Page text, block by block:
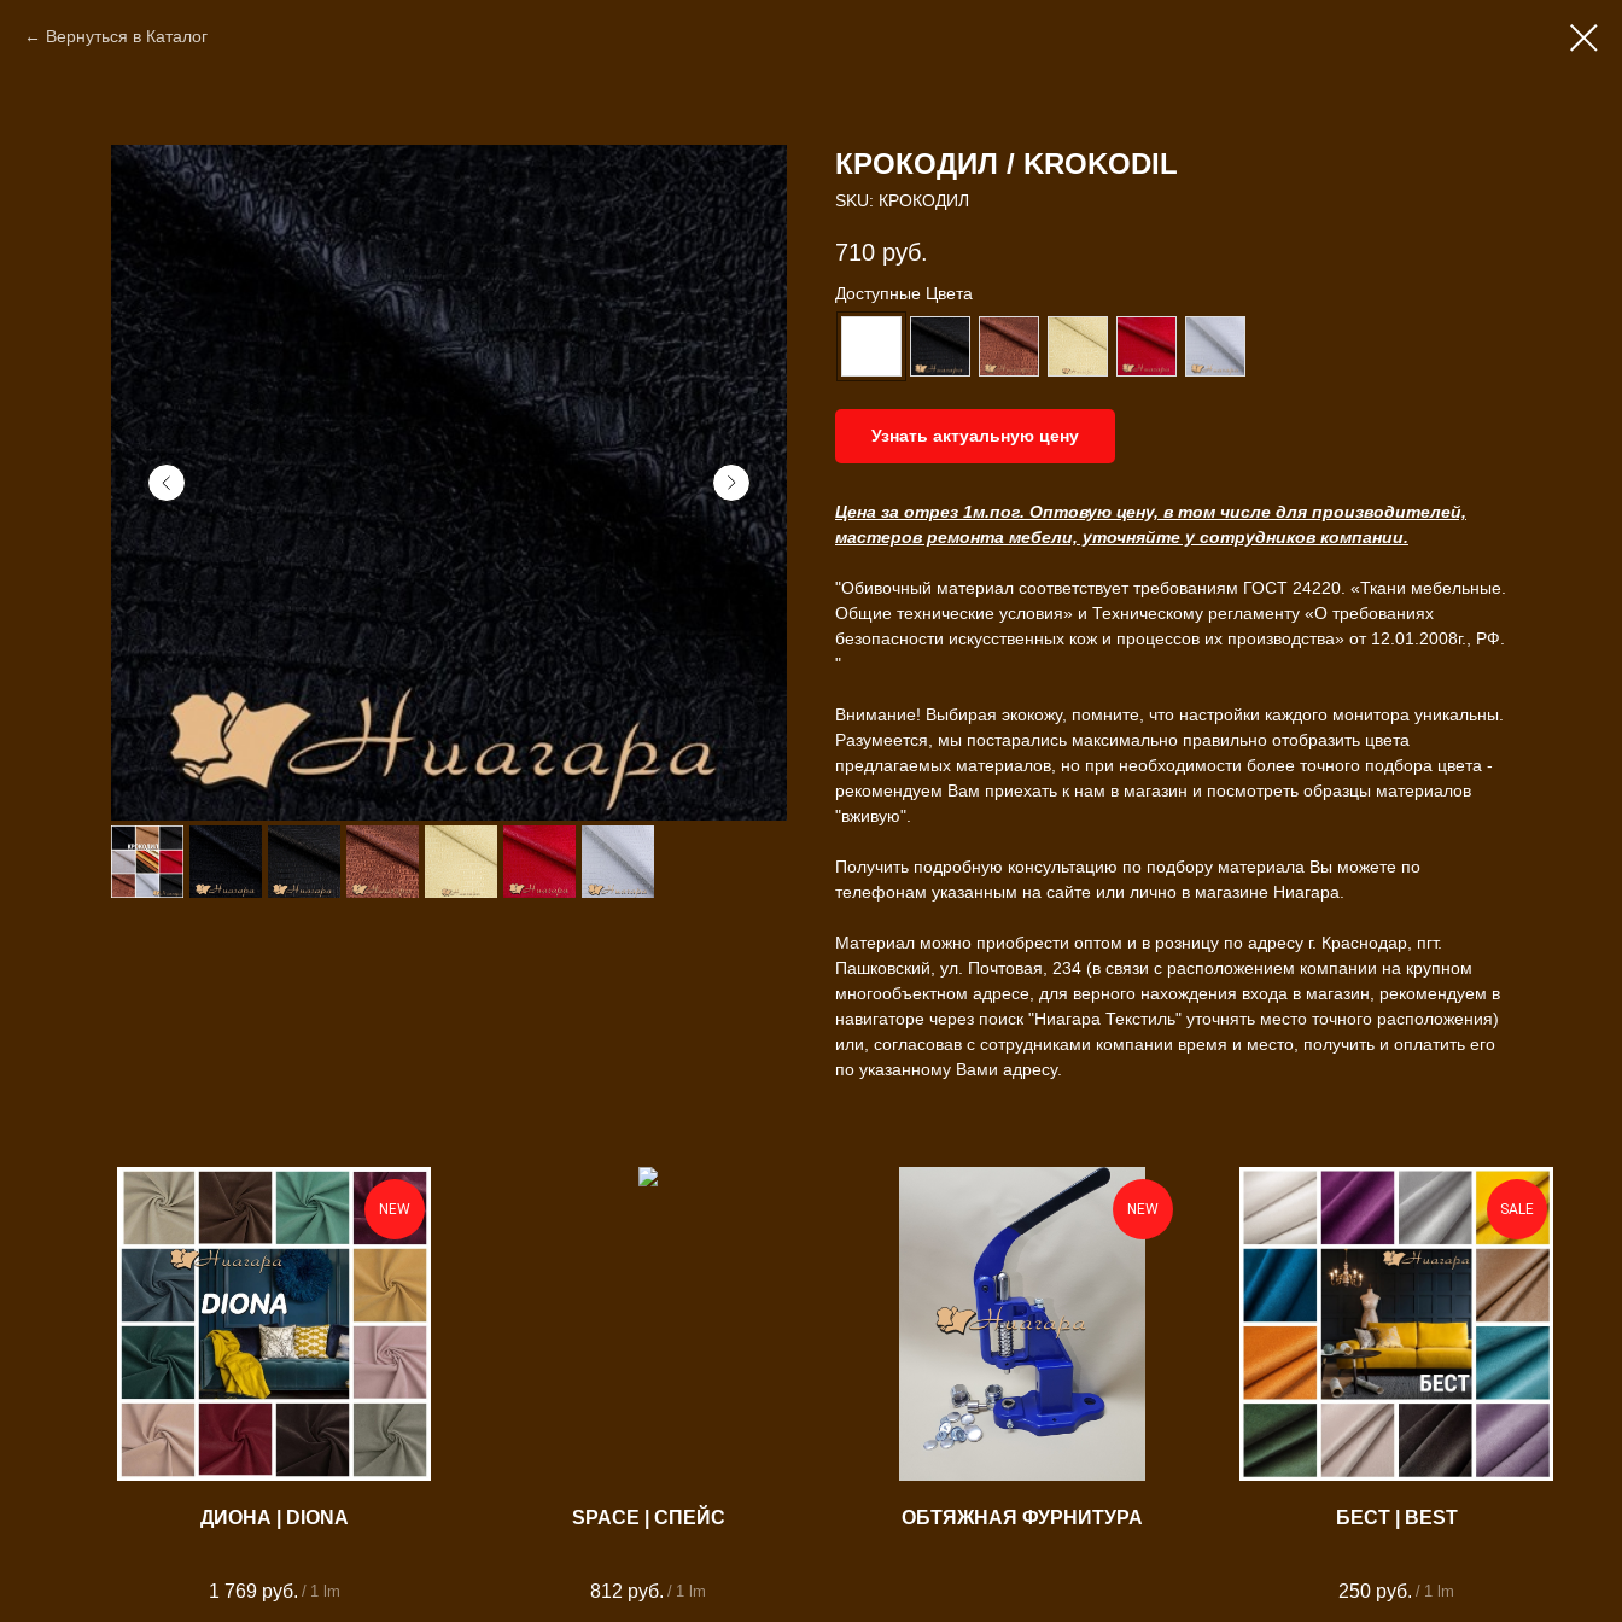
Вернуться в Каталог
КРОКОДИЛ / KROKODIL
SKU: КРОКОДИЛ
710 руб.
Доступные Цвета
Узнать актуальную цену
Цена за отрез 1м.пог. Оптовую цену, в том числе для производителей,
мастеров ремонта мебели, уточняйте у сотрудников компании.
"Обивочный материал соответствует требованиям ГОСТ 24220. «Ткани мебельные.
Общие технические условия» и Техническому регламенту «О требованиях
безопасности искусственных кож и процессов их производства» от 12.01.2008г., РФ.
"
Внимание! Выбирая экокожу, помните, что настройки каждого монитора уникальны.
Разумеется, мы постарались максимально правильно отобразить цвета
предлагаемых материалов, но при необходимости более точного подбора цвета -
рекомендуем Вам приехать к нам в магазин и посмотреть образцы материалов
"вживую".
Получить подробную консультацию по подбору материала Вы можете по
телефонам указанным на сайте или лично в магазине Ниагара.
Материал можно приобрести оптом и в розницу по адресу г. Краснодар, пгт.
Пашковский, ул. Почтовая, 234 (в связи с расположением компании на крупном
многообъектном адресе, для верного нахождения входа в магазин, рекомендуем в
навигаторе через поиск "Ниагара Текстиль" уточнять место точного расположения)
или, согласовав с сотрудниками компании время и место, получить и оплатить его
по указанному Вами адресу.
NEW
ДИОНА | DIONA
1 769 руб. / 1 lm
SPACE | СПЕЙС
812 руб. / 1 lm
NEW
ОБТЯЖНАЯ ФУРНИТУРА
SALE
БЕСТ | BEST
250 руб. / 1 lm